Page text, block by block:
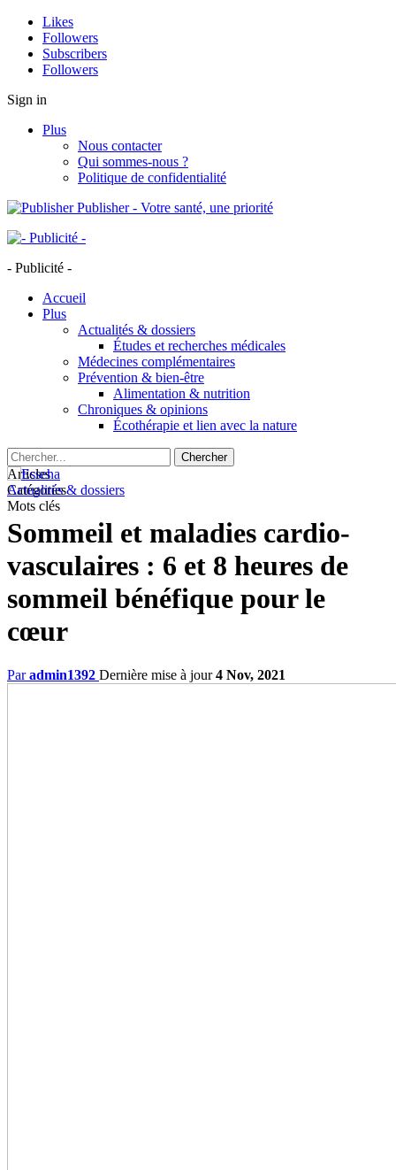
Likes
Followers
Subscribers
Followers
Sign in
Plus
Nous contacter
Qui sommes-nous ?
Politique de confidentialité
Publisher - Votre santé, une priorité
- Publicité -
Accueil
Plus
Actualités & dossiers
Études et recherches médicales
Médecines complémentaires
Prévention & bien-être
Alimentation & nutrition
Chroniques & opinions
Écothérapie et lien avec la nature
Articles
Catégories
Mots clés
Actualités & dossiers
Sommeil et maladies cardio-
vasculaires : 6 et 8 heures de
sommeil bénéfique pour le
cœur
Paradmin1392 Dernière mise à jour4 Nov, 2021